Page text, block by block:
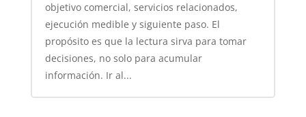
objetivo comercial, servicios relacionados,
ejecución medible y siguiente paso. El
propósito es que la lectura sirva para tomar
decisiones, no solo para acumular
información. Ir al...